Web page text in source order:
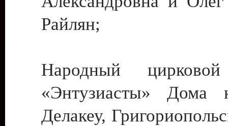
Райлян;
Народный цирковой
«Энтузиасты» Дома
Делакеу,